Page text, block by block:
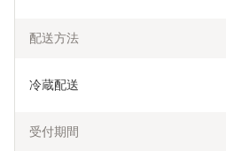
配送方法
冷蔵配送
受付期間